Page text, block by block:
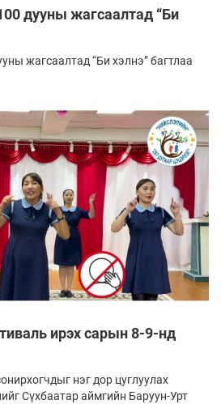
дууны жагсаалтад “Би
жагсаалтад “Би хэлнэ” багтлаа
ирэх сарын 8-9-нд
нэг дор цуглуулах
Сүхбаатар аймгийн Баруун-Урт